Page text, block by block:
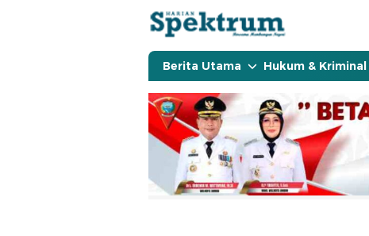
spektrumonline.com
Berita Utama Hukum & Kriminal